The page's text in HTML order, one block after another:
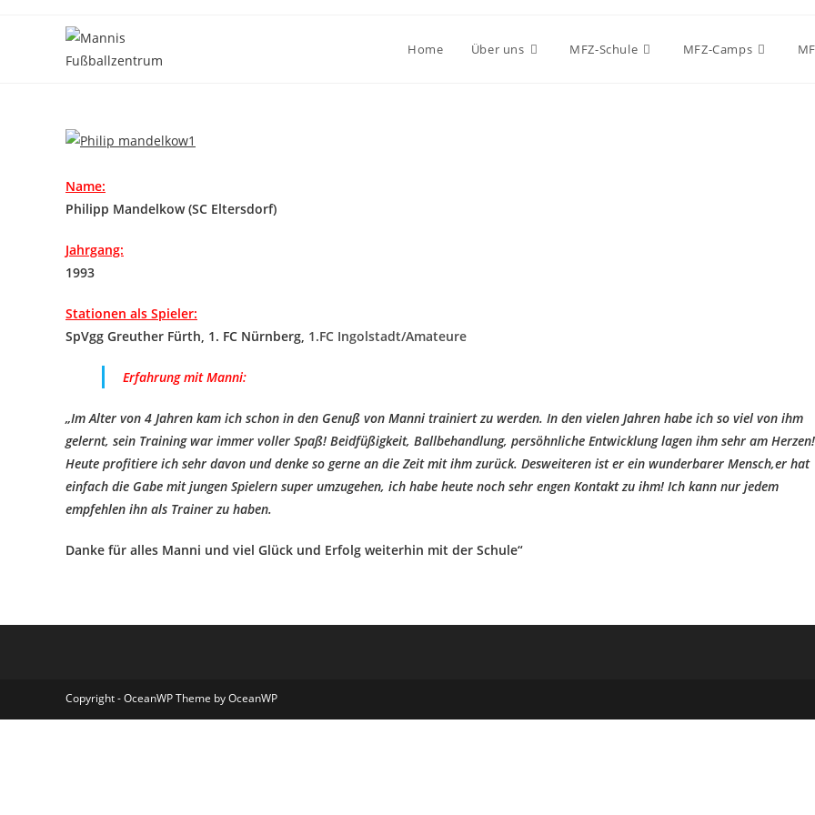
Home Über uns MFZ-Schule MFZ-Camps
Name:
Philipp Mandelkow (SC Eltersdorf)
Jahrgang:
1993
Stationen als Spieler:
SpVgg Greuther Fürth, 1. FC Nürnberg, 1.FC Ingolstadt/Amateure
Erfahrung mit Manni:
„Im Alter von 4 Jahren kam ich schon in den Genuß von Manni trainiert zu werden. In den vielen Jahren habe ich so viel von ihm
gelernt, sein Training war immer voller Spaß! Beidfüßigkeit, Ballbehandlung, persöhnliche Entwicklung lagen ihm sehr am Herzen!
Heute profitiere ich sehr davon und denke so gerne an die Zeit mit ihm zurück. Desweiteren ist er ein wunderbarer Mensch,er hat
einfach die Gabe mit jungen Spielern super umzugehen, ich habe heute noch sehr engen Kontakt zu ihm! Ich kann nur jedem
empfehlen ihn als Trainer zu haben.
Danke für alles Manni und viel Glück und Erfolg weiterhin mit der Schule“
Copyright - OceanWP Theme by OceanWP